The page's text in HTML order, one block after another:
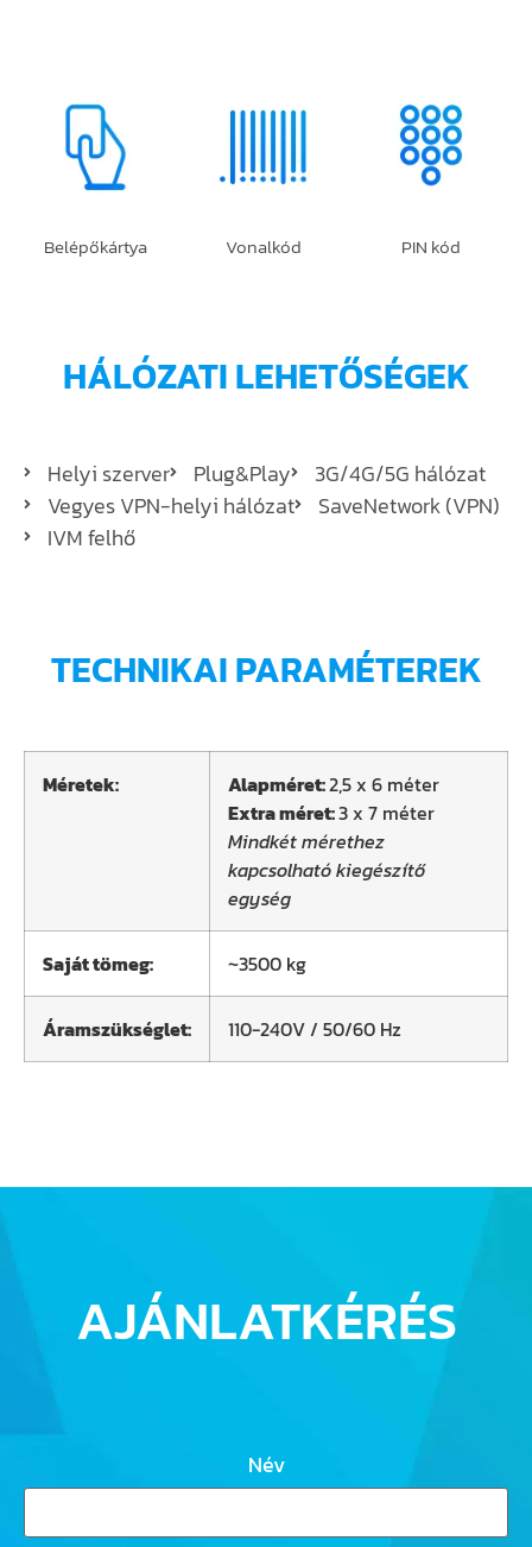
Belépőkártya Vonalkód PIN kód
HÁLÓZATI LEHETŐSÉGEK
Helyi szerver Plug&Play
3G/4G/5G hálózat
Vegyes VPN-helyi hálózat
SaveNetwork (VPN)
IVM felhő
TECHNIKAI PARAMÉTEREK
Méretek: Alapméret:2,5 x 6 méter
Extra méret:3 x 7 méter
Mindkét mérethez
kapcsolható kiegészítő
egység
Saját tömeg: ~3500 kg
Áramszükséglet: 110-240V / 50/60 Hz
AJÁNLATKÉRÉS
Név